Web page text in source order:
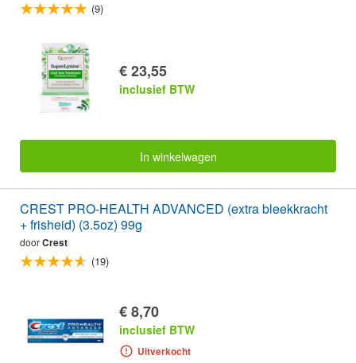
(9)
€ 23,55
inclusief BTW
In winkelwagen
CREST PRO-HEALTH ADVANCED (extra bleekkracht
+ frisheid) (3.5oz) 99g
doorCrest
(19)
€ 8,70
inclusief BTW
Uitverkocht